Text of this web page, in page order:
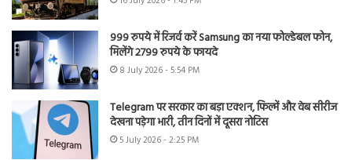
999 रुपये में रिजर्व करें Samsung का नया फोल्डेबल फोन,
मिलेंगे 2799 रुपये के फायदे
8 July 2026 - 5:54 PM
Telegram पर सरकार का बड़ा एक्शन, फिल्में और वेब सीरीज
देखना पड़ेगा भारी, तीन दिनों में दूसरा नोटिस
5 July 2026 - 2:25 PM